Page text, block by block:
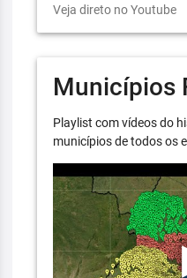
Veja direto no Youtube
Municípios
Playlist com vídeos do
municípios de todos os